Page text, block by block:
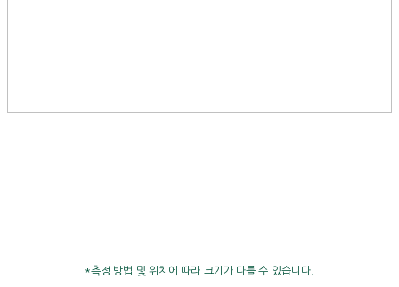
*측정 방법 및 위치에 따라 크기가 다를 수 있습니다.